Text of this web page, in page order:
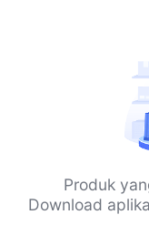
Produk
Download